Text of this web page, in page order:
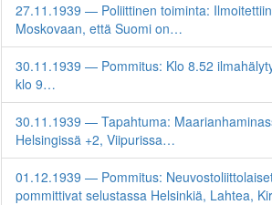
27.11.1939 — Poliittinen toiminta:
Moskovaan, että Suomi on…
30.11.1939 — Pommitus: Klo 8.52
klo 9…
30.11.1939 — Tapahtuma:
Helsingissä +2, Viipurissa…
01.12.1939 — Pommitus:
pommittivat selustassa Helsinkiä, Lahtea,